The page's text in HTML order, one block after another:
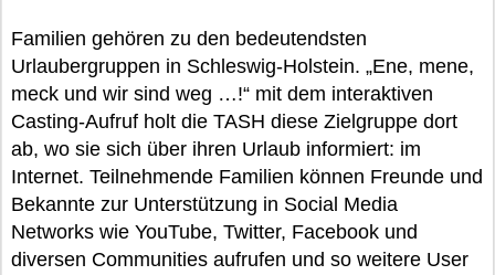
Familien gehören zu den bedeutendsten
Urlaubergruppen in Schleswig-Holstein. „Ene, mene,
meck und wir sind weg …!“ mit dem interaktiven
Casting-Aufruf holt die TASH diese Zielgruppe dort
ab, wo sie sich über ihren Urlaub informiert: im
Internet. Teilnehmende Familien können Freunde und
Bekannte zur Unterstützung in Social Media
Networks wie YouTube, Twitter, Facebook und
diversen Communities aufrufen und so weitere User